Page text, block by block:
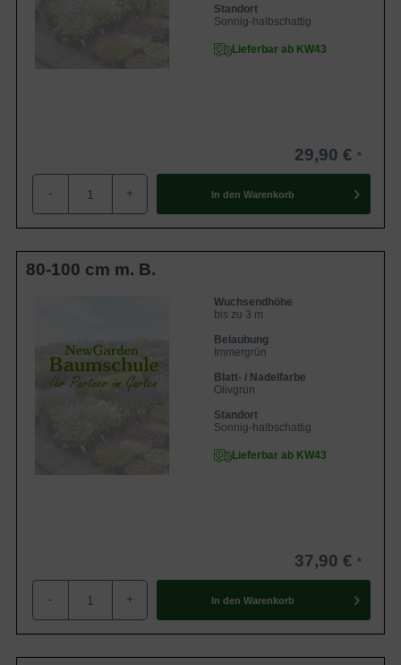
Standort
Sonnig-halbschattig
Lieferbar ab KW43
29,90 €
- + In den Warenkorb
80-100 cm m. B.
Wuchsendhöhe
bis zu 3 m
Belaubung
Immergrün
Blatt- / Nadelfarbe
Olivgrün
Standort
Sonnig-halbschattig
Lieferbar ab KW43
37,90 €
- + In den Warenkorb